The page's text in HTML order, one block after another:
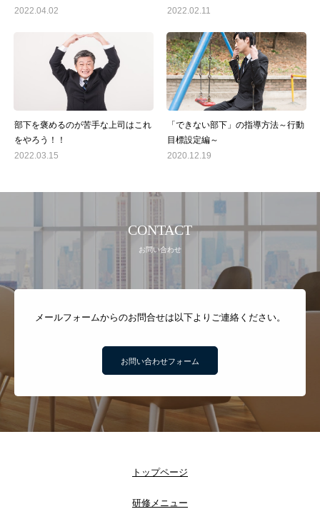
2022.04.02
2022.02.11
部下を褒めるのが苦手な上司はこれ
をやろう！！
2022.03.15
「できない部下」の指導方法～行動
目標設定編～
2020.12.19
CONTACT
お問い合わせ
メールフォームからのお問合せは以下よりご連絡ください。
お問い合わせフォーム
トップページ
研修メニュー